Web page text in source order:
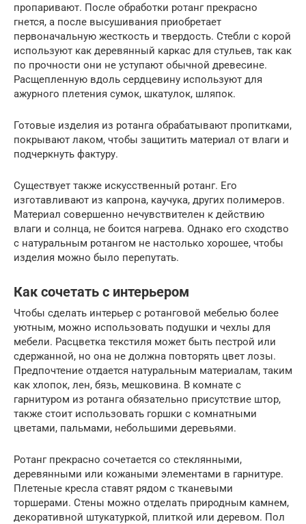
пропаривают. После обработки ротанг прекрасно
гнется, а после высушивания приобретает
первоначальную жесткость и твердость. Стебли с корой
используют как деревянный каркас для стульев, так как
по прочности они не уступают обычной древесине.
Расщепленную вдоль сердцевину используют для
ажурного плетения сумок, шкатулок, шляпок.
Готовые изделия из ротанга обрабатывают пропитками,
покрывают лаком, чтобы защитить материал от влаги и
подчеркнуть фактуру.
Существует также искусственный ротанг. Его
изготавливают из капрона, каучука, других полимеров.
Материал совершенно нечувствителен к действию
влаги и солнца, не боится нагрева. Однако его сходство
с натуральным ротангом не настолько хорошее, чтобы
изделия можно было перепутать.
Как сочетать с интерьером
Чтобы сделать интерьер с ротанговой мебелью более
уютным, можно использовать подушки и чехлы для
мебели. Расцветка текстиля может быть пестрой или
сдержанной, но она не должна повторять цвет лозы.
Предпочтение отдается натуральным материалам, таким
как хлопок, лен, бязь, мешковина. В комнате с
гарнитуром из ротанга обязательно присутствие штор,
также стоит использовать горшки с комнатными
цветами, пальмами, небольшими деревьями.
Ротанг прекрасно сочетается со стеклянными,
деревянными или кожаными элементами в гарнитуре.
Плетеные кресла ставят рядом с тканевыми
торшерами. Стены можно отделать природным камнем,
декоративной штукатуркой, плиткой или деревом. Пол